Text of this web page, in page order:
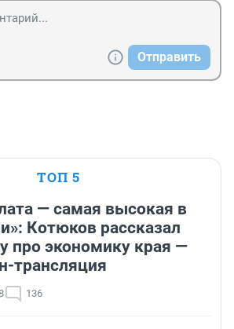
Отправить
ТОП 5
— самая высокая в
Котюков рассказал
про экономику края —
трансляция
136